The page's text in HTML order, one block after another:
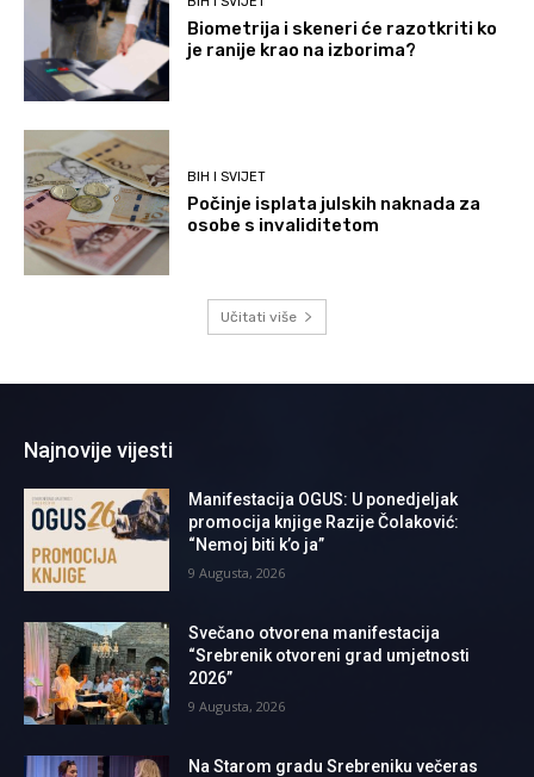
Biometrija i skeneri će razotkriti ko
je ranije krao na izborima?
BIH I SVIJET
Počinje isplata julskih naknada za
osobe s invaliditetom
Učitati više
Najnovije vijesti
Manifestacija OGUS: U ponedjeljak
promocija knjige Razije Čolaković:
“Nemoj biti k’o ja”
9 Augusta, 2026
Svečano otvorena manifestacija
“Srebrenik otvoreni grad umjetnosti
2026”
9 Augusta, 2026
Na Starom gradu Srebreniku večeras